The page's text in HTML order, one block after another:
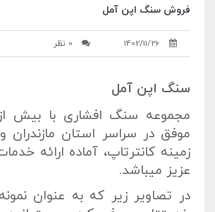
فروش سنگ اپن آمل
1402/11/26 0 نظر
سنگ اپن آمل
مجموعه سنگ افشاری با بیش
موفق در سراسر استان
زمینه کانترتاپ، آماده ارائه
عزیز میباشد.
در تصاویر زیر که به عنوان